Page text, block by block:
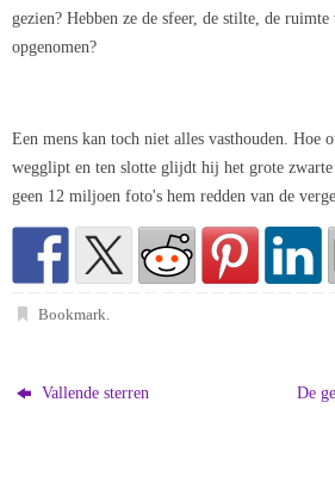
gezien? Hebben ze de sfeer, de stilte, de
opgenomen?
Een mens kan toch niet alles vasthouden. Hoe
wegglipt en ten slotte glijdt hij het grote
geen 12 miljoen foto's hem redden van de
Bookmark.
Vallende sterren De